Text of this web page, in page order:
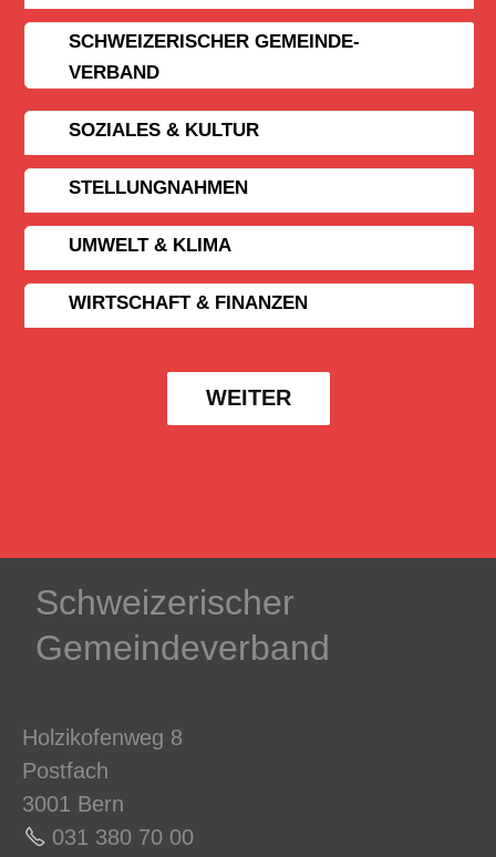
SCHWEIZERISCHER GEMEINDE­
VERBAND
SOZIALES & KULTUR
STELLUNGNAHMEN
UMWELT & KLIMA
WIRTSCHAFT & FINANZEN
WEITER
Schweizerischer
Gemeindeverband
Holzikofenweg 8
Postfach
3001 Bern
031 380 70 00